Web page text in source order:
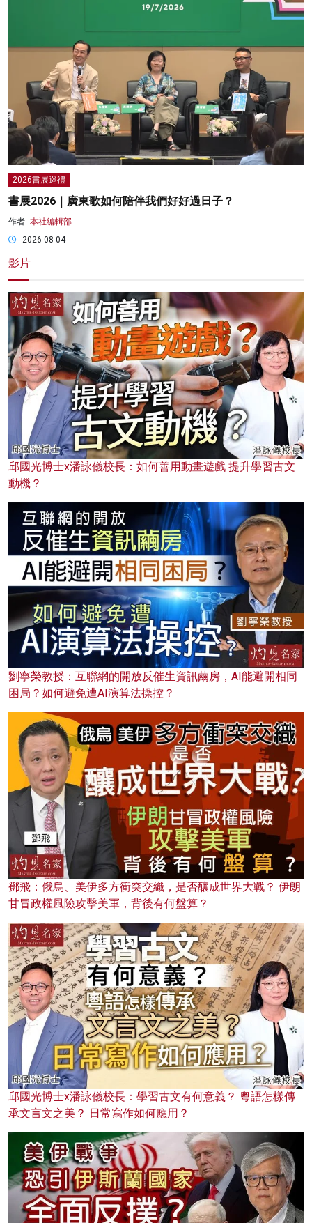
2026書展巡禮
書展2026｜廣東歌如何陪伴我們好好過日子？
作者: 本社編輯部
2026-08-04
影片
邱國光博士x潘詠儀校長：如何善用動畫遊戲 提升學習古文
動機？
劉寧榮教授：互聯網的開放反催生資訊繭房，AI能避開相同
困局？如何避免遭AI演算法操控？
鄧飛：俄烏、美伊多方衝突交織，是否釀成世界大戰？ 伊朗
甘冒政權風險攻擊美軍，背後有何盤算？
邱國光博士x潘詠儀校長：學習古文有何意義？ 粵語怎樣傳
承文言文之美？ 日常寫作如何應用？